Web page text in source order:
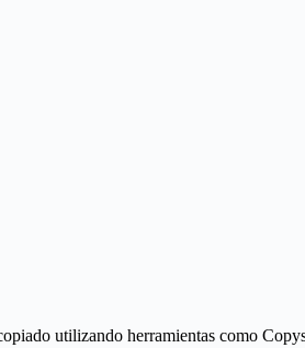
utilizando herramientas como